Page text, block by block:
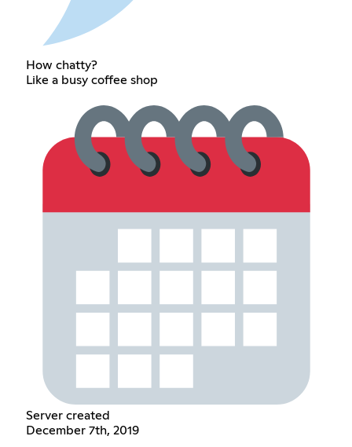
How chatty?
Like a busy coffee shop
Server created
December 7th, 2019